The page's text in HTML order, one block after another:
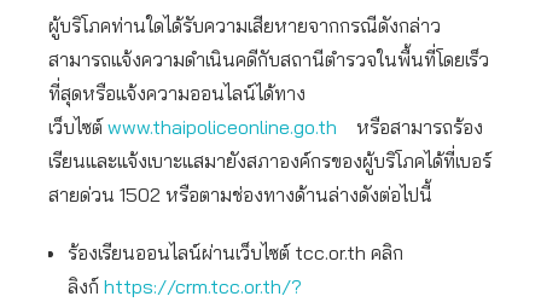
ผู้บริโภคท่านใดได้รับความเสียหายจากกรณีดังกล่าว
สามารถแจ้งความดำเนินคดีกับสถานีตำรวจในพื้นที่โดยเร็ว
ที่สุดหรือแจ้งความออนไลน์ได้ทาง
เว็บไซต์ www.thaipoliceonline.go.th หรือสามารถร้อง
เรียนและแจ้งเบาะแสมายังสภาองค์กรของผู้บริโภคได้ที่เบอร์
สายด่วน 1502 หรือตามช่องทางด้านล่างดังต่อไปนี้
ร้องเรียนออนไลน์ผ่านเว็บไซต์ tcc.or.th คลิก
ลิงก์ https://crm.tcc.or.th/?